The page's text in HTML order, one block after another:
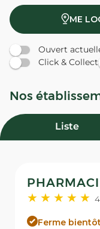
ME
Ouvert
Click & Collect
Nos
Liste
Ferme